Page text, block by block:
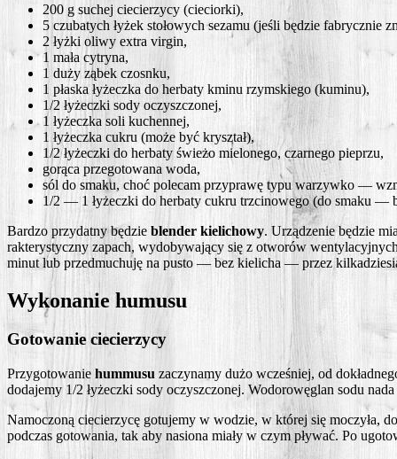
200 g suchej cie­cie­rzy­cy (cie­cior­ki),
5 czu­ba­tych łyżek sto­ło­wych seza­mu (jeśli będzie fabrycz­nie
2 łyż­ki oli­wy extra virgin,
1 mała cytryna,
1 duży ząbek czosnku,
1 pła­ska łyżecz­ka do her­ba­ty kmi­nu rzym­skie­go (kumi­nu),
1/2 łyżecz­ki sody oczyszczonej,
1 łyżecz­ka soli kuchennej,
1 łyżecz­ka cukru (może być kryształ),
1/2 łyżecz­ki do her­ba­ty świe­żo mie­lo­ne­go, czar­ne­go pieprzu,
gorą­ca prze­go­to­wa­na woda,
sól do sma­ku, choć pole­cam przy­pra­wę typu warzyw­ko —
1/2 — 1 łyżecz­ki do her­ba­ty cukru trzci­no­we­go (do sma­ku —
Bar­dzo przy­dat­ny będzie blen­der kie­li­cho­wy. Urzą­dze­nie będzie
rak­te­ry­stycz­ny zapach, wydo­by­wa­ją­cy się z otwo­rów
minut lub prze­dmu­chu­ję na pusto — bez kie­li­cha — przez
Wykonanie humusu
Gotowanie ciecierzycy
Przy­go­to­wa­nie hum­mu­su zaczy­na­my dużo wcze­śniej, od
doda­je­my 1/2 łyżecz­ki sody oczysz­czo­nej. Wodo­ro­wę­glan sodu
Namo­czo­ną cie­cie­rzy­cę gotu­je­my w wodzie, w któ­rej się moczy­ła,
pod­czas goto­wa­nia, tak aby nasio­na mia­ły w czym pły­wać. Po